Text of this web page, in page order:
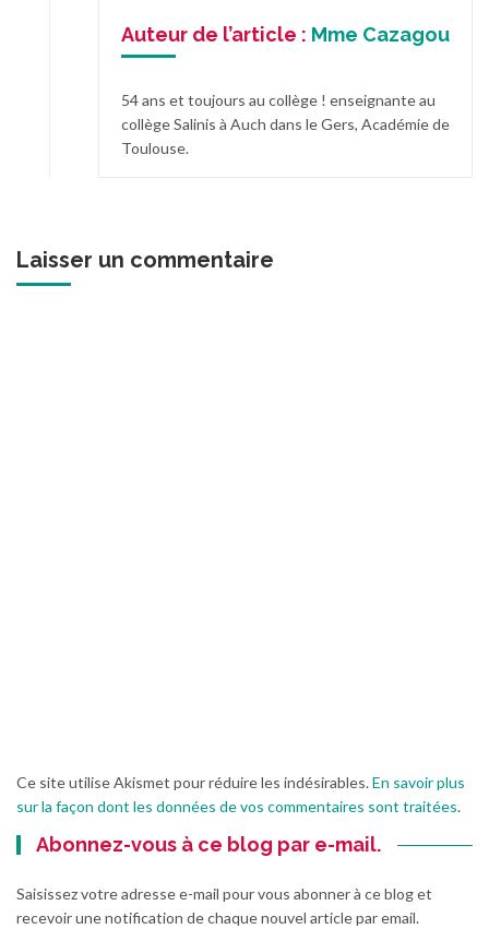
Auteur de l’article : Mme Cazagou
54 ans et toujours au collège ! enseignante au
collège Salinis à Auch dans le Gers, Académie de
Toulouse.
Laisser un commentaire
Ce site utilise Akismet pour réduire les indésirables.En savoir plus
sur la façon dont les données de vos commentaires sont traitées.
Abonnez-vous à ce blog par e-mail.
Saisissez votre adresse e-mail pour vous abonner à ce blog et
recevoir une notification de chaque nouvel article par email.